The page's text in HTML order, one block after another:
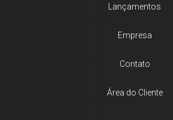
Lançamentos
Empresa
Contato
Área do Cliente